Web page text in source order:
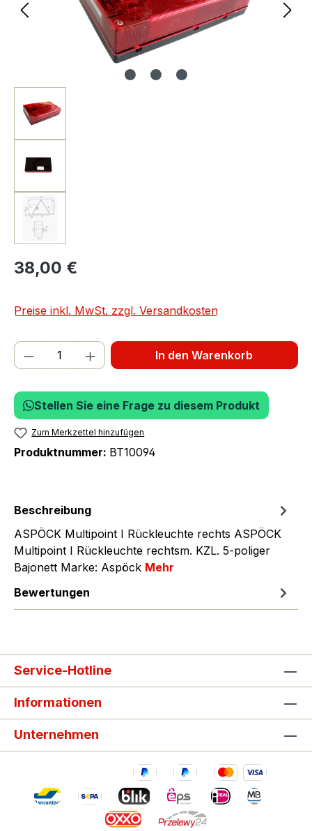
38,00 €
Preise inkl. MwSt. zzgl. Versandkosten
Produkt Anzahl: Gib den gewünschten
In den Warenkorb
Stellen Sie eine Frage zu diesem Produkt
Zum Merkzettel hinzufügen
Produktnummer: BT10094
Beschreibung
ASPÖCK Multipoint I Rückleuchte rechts ASPÖCK
Multipoint I Rückleuchte rechtsm. KZL. 5-poliger
Bajonett Marke: Aspöck Mehr
Bewertungen
Service-Hotline
Informationen
Unternehmen